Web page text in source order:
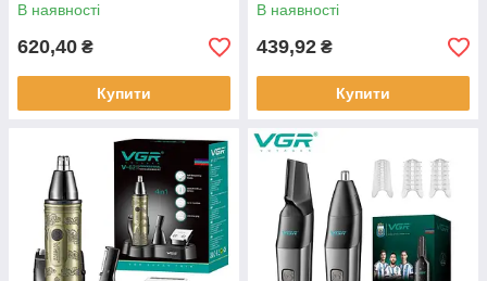
В наявності
620,40 ₴
Купити
В наявності
439,92 ₴
Купити